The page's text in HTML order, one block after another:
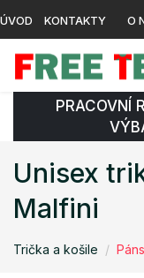
ÚVOD KONTAKTY O
PRACOVNÍ
Unisex
Malfini
Trička a košile